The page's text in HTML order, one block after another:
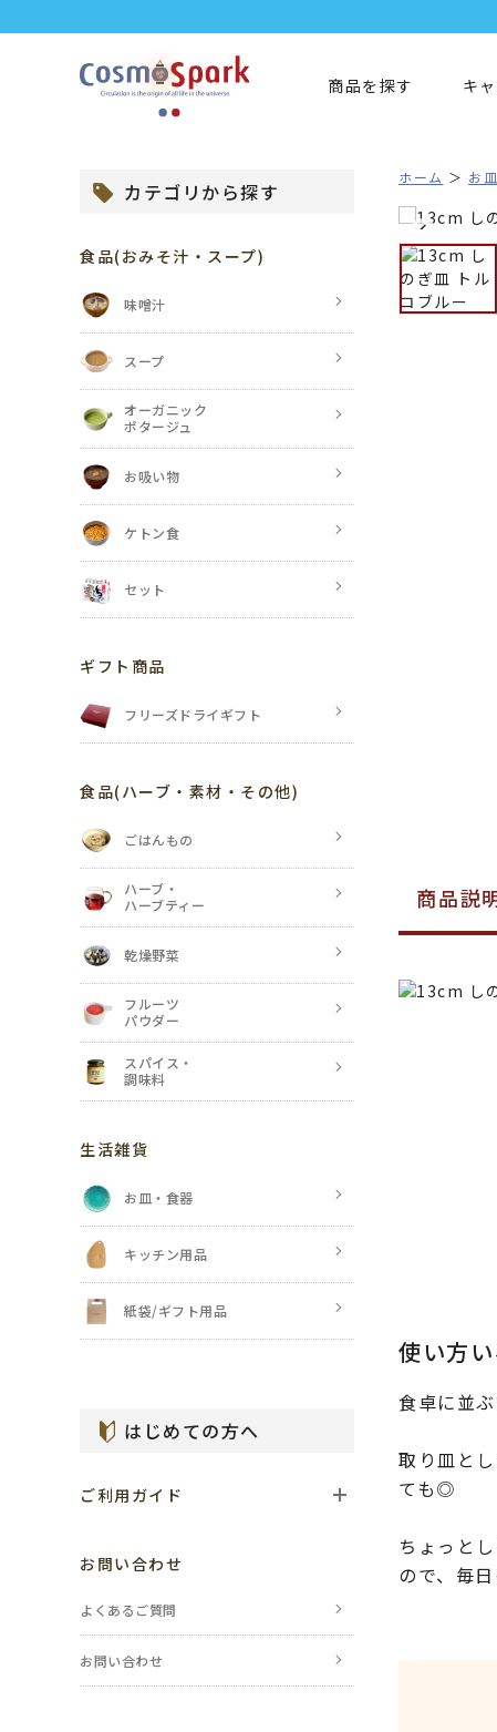
商品を探す キ
ホーム お
商品説
使い方
食卓に並
取り皿と
ても◎
ちょっと
ので、毎
カテゴリから探す
食品(おみそ汁・スープ)
味噌汁
スープ
オーガニック
ポタージュ
お吸い物
ケトン食
セット
ギフト商品
フリーズドライギフト
食品(ハーブ・素材・その他)
ごはんもの
ハーブ・
ハーブティー
乾燥野菜
フルーツ
パウダー
スパイス・
調味料
生活雑貨
お皿・食器
キッチン用品
紙袋/ギフト用品
はじめての方へ
ご利用ガイド
お問い合わせ
よくあるご質問
お問い合わせ